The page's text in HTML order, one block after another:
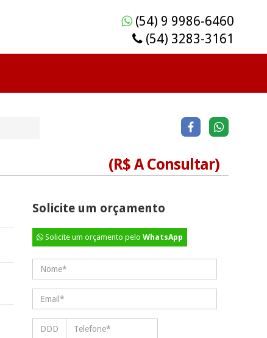
(54) 9 9986-6460
(54) 3283-3161
(R$ A Consultar)
Solicite um orçamento
Solicite um orçamento pelo WhatsApp